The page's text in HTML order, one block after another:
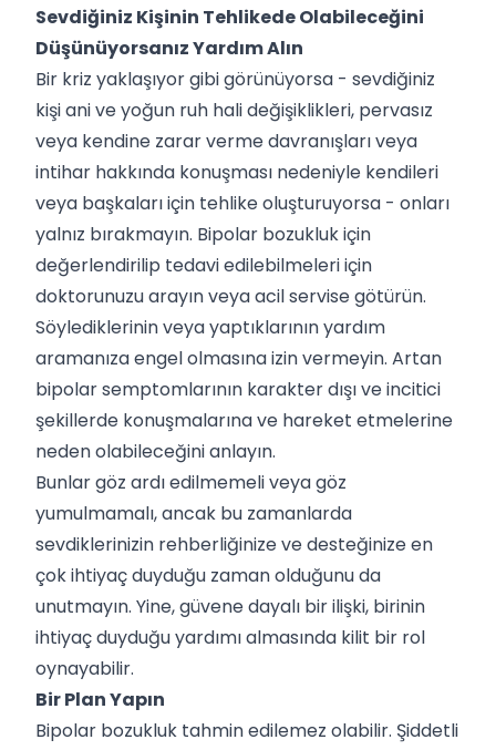
Sevdiğiniz Kişinin Tehlikede Olabileceğini
Düşünüyorsanız Yardım Alın
Bir kriz yaklaşıyor gibi görünüyorsa - sevdiğiniz
kişi ani ve yoğun ruh hali değişiklikleri, pervasız
veya kendine zarar verme davranışları veya
intihar hakkında konuşması nedeniyle kendileri
veya başkaları için tehlike oluşturuyorsa - onları
yalnız bırakmayın. Bipolar bozukluk için
değerlendirilip tedavi edilebilmeleri için
doktorunuzu arayın veya acil servise götürün.
Söylediklerinin veya yaptıklarının yardım
aramanıza engel olmasına izin vermeyin. Artan
bipolar semptomlarının karakter dışı ve incitici
şekillerde konuşmalarına ve hareket etmelerine
neden olabileceğini anlayın.
Bunlar göz ardı edilmemeli veya göz
yumulmamalı, ancak bu zamanlarda
sevdiklerinizin rehberliğinize ve desteğinize en
çok ihtiyaç duyduğu zaman olduğunu da
unutmayın. Yine, güvene dayalı bir ilişki, birinin
ihtiyaç duyduğu yardımı almasında kilit bir rol
oynayabilir.
Bir Plan Yapın
Bipolar bozukluk tahmin edilemez olabilir. Şiddetli